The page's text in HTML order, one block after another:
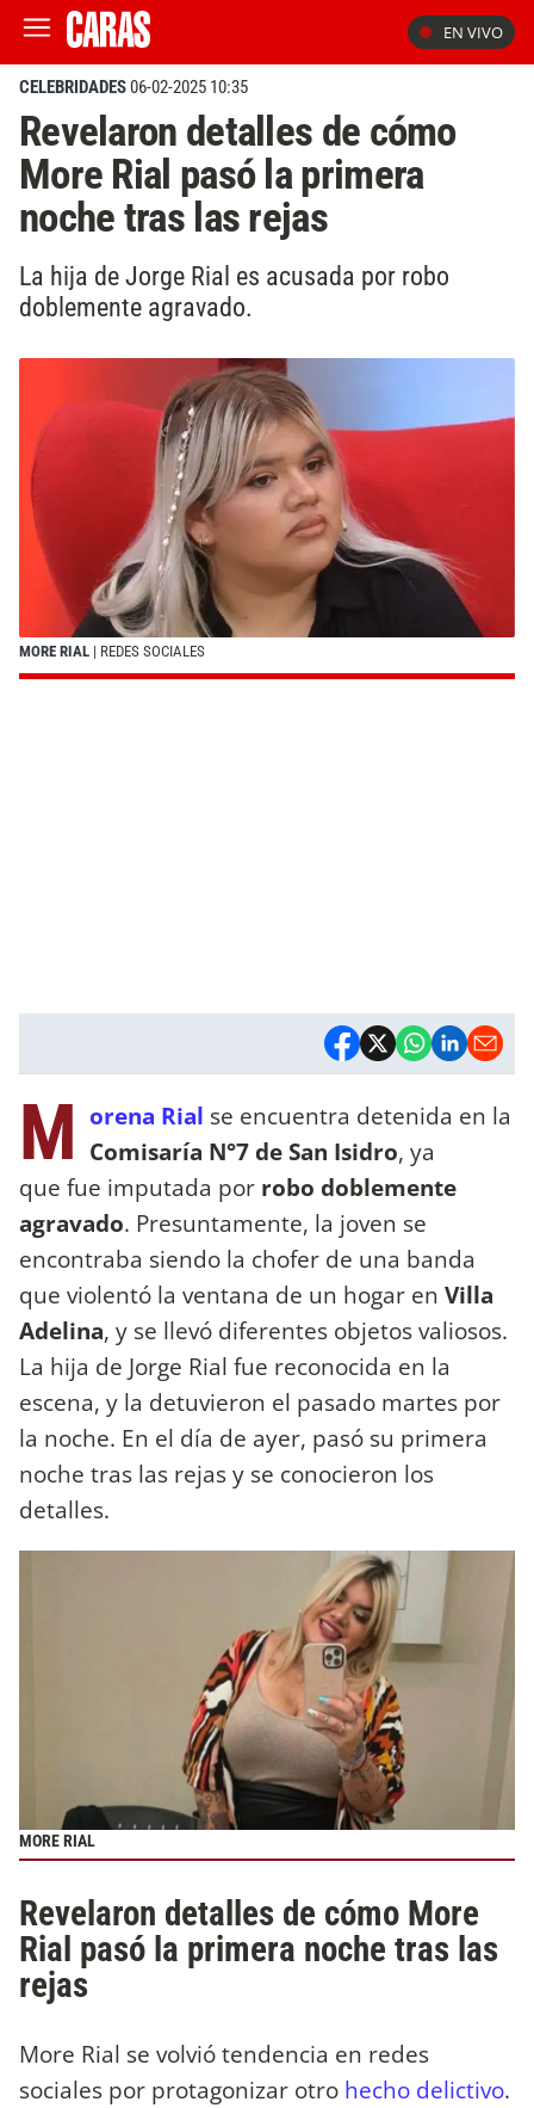
EN VIVO
CELEBRIDADES06-02-2025 10:35
Revelaron detalles de cómo
More Rial pasó la primera
noche tras las rejas
La hija de Jorge Rial es acusada por robo
doblemente agravado.
MORE RIAL | REDES SOCIALES
M orena Rial se encuentra detenida en la
Comisaría N°7 de San Isidro, ya
que fue imputada por robo doblemente
agravado. Presuntamente, la joven se
encontraba siendo la chofer de una banda
que violentó la ventana de un hogar en Villa
Adelina, y se llevó diferentes objetos valiosos.
La hija de Jorge Rial fue reconocida en la
escena, y la detuvieron el pasado martes por
la noche. En el día de ayer, pasó su primera
noche tras las rejas y se conocieron los
detalles.
MORE RIAL
Revelaron detalles de cómo More
Rial pasó la primera noche tras las
rejas
More Rial se volvió tendencia en redes
sociales por protagonizar otro hecho delictivo.